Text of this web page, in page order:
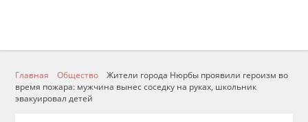
Главная Общество
Жители города Нюрбы проявили героизм во
время пожара: мужчина вынес соседку на руках, школьник
эвакуировал детей